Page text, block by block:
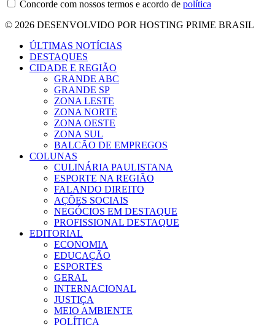
Concorde com nossos termos e acordo de política
© 2026 DESENVOLVIDO POR HOSTING PRIME BRASIL
ÚLTIMAS NOTÍCIAS
DESTAQUES
CIDADE E REGIÃO
GRANDE ABC
GRANDE SP
ZONA LESTE
ZONA NORTE
ZONA OESTE
ZONA SUL
BALCÃO DE EMPREGOS
COLUNAS
CULINÁRIA PAULISTANA
ESPORTE NA REGIÃO
FALANDO DIREITO
AÇÕES SOCIAIS
NEGÓCIOS EM DESTAQUE
PROFISSIONAL DESTAQUE
EDITORIAL
ECONOMIA
EDUCAÇÃO
ESPORTES
GERAL
INTERNACIONAL
JUSTIÇA
MEIO AMBIENTE
POLÍTICA